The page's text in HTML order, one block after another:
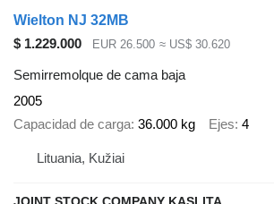
Wielton NJ 32MB
$ 1.229.000
EUR 26.500 ≈ US$ 30.620
Semirremolque de cama baja
2005
Capacidad de carga 36.000 kg Ejes 4
Lituania, Kužiai
JOINT STOCK COMPANY KASLITA